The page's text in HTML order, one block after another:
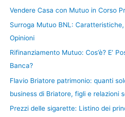
Vendere Casa con Mutuo in Corso
Surroga Mutuo BNL:
Opinioni
Rifinanziamento Mutuo: Cos’è? E’
Banca?
Flavio Briatore patrimonio: quanti
business di Briatore, figli e relazioni
Prezzi delle sigarette: Listino dei